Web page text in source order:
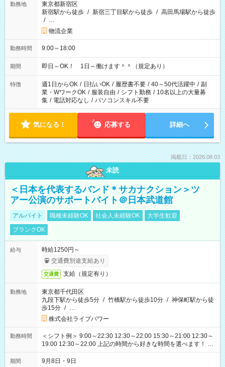
勤務地
東京都新宿区
新宿駅から徒歩 / 新宿三丁目駅から徒歩 / 高田馬場駅から徒歩
/ …
物流企業
勤務時間 9:00～18:00
期間 即日～OK！ 1日～働けます＾＾（規定あり）
特徴 週1日からOK / 日払いOK / 履歴書不要 / 40～50代活躍中 / 副
業・WワークOK / 服装自由 / シフト勤務 / 10名以上の大量募
集 / 電話対応なし / パソコンスキル不要
気になる！ 応募する 詳細へ
掲載日：2026.08.03
未読
＜日本を代表するバンド＊サカナクション＞ツ
アー公演のサポートバイト＠日本武道館
アルバイト 職種未経験OK 社会人未経験OK
大学生歓迎
ブランクOK
給与
時給1250円～
交通費別途支給あり
交通費 支給（規定有り）
勤務地
東京都千代田区
九段下駅から徒歩5分 / 竹橋駅から徒歩10分 / 神保町駅から徒
歩15分 / …
株式会社ライブパワー
勤務時間
＜シフト例＞ 9:00～22:30 12:30～22:00 15:30～21:00 12:30～
19:00 12:30～22:00 上記の時間から好きな時間を選べます！ ※
時間は変更となる可能性があります
期間 9月8日・9日